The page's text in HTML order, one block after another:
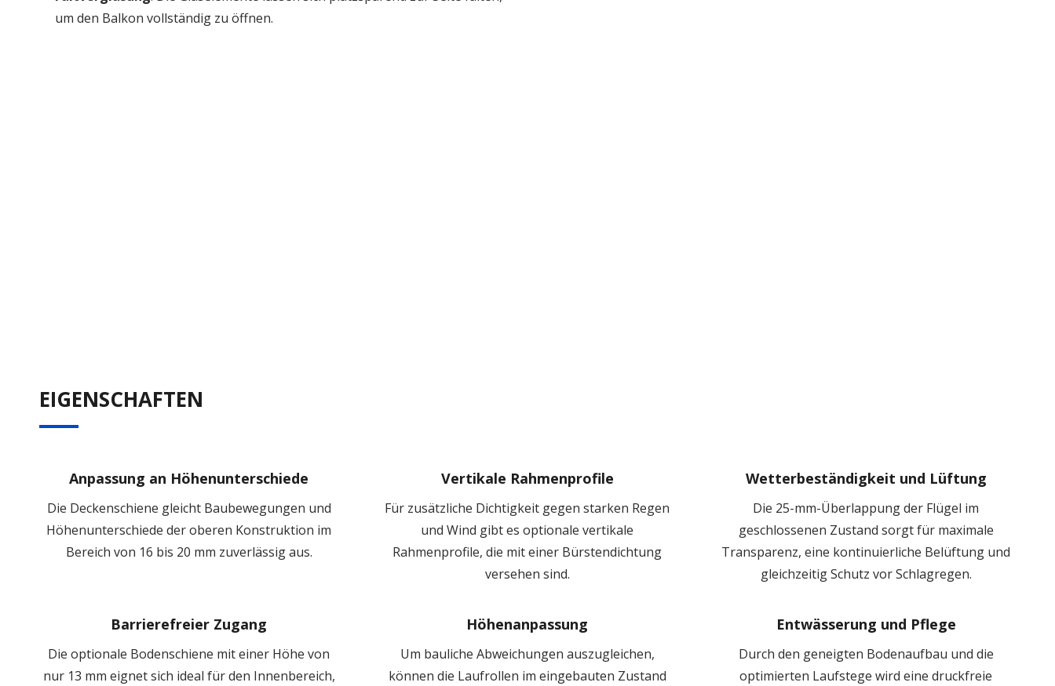
um den Balkon vollständig zu öffnen.
EIGENSCHAFTEN
Anpassung an Höhenunterschiede
Die Deckenschiene gleicht Baubewegungen und
Höhenunterschiede der oberen Konstruktion im
Bereich von 16 bis 20 mm zuverlässig aus.
Vertikale Rahmenprofile
Für zusätzliche Dichtigkeit gegen starken Regen
und Wind gibt es optionale vertikale
Rahmenprofile, die mit einer Bürstendichtung
versehen sind.
Wetterbeständigkeit und Lüftung
Die 25-mm-Überlappung der Flügel im
geschlossenen Zustand sorgt für maximale
Transparenz, eine kontinuierliche Belüftung und
gleichzeitig Schutz vor Schlagregen.
Barrierefreier Zugang
Die optionale Bodenschiene mit einer Höhe von
nur 13 mm eignet sich ideal für den Innenbereich,
Höhenanpassung
Um bauliche Abweichungen auszugleichen,
können die Laufrollen im eingebauten Zustand
Entwässerung und Pflege
Durch den geneigten Bodenaufbau und die
optimierten Laufstege wird eine druckfreie